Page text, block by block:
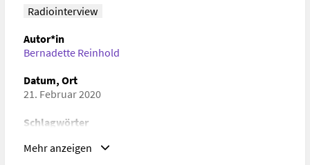
Radiointerview
Autor*in
Bernadette Reinhold
Datum, Ort
21. Februar 2020
Schlagwörter
Mehr anzeigen